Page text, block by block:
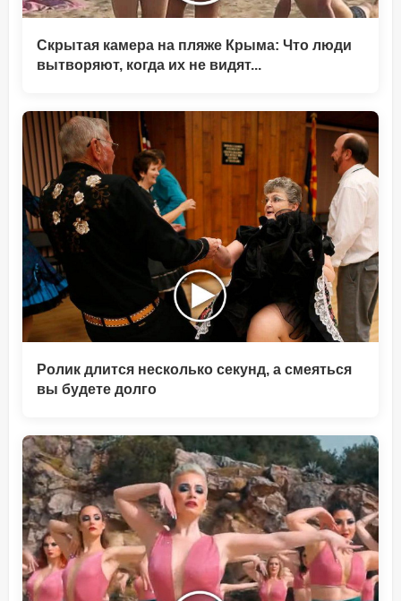
Скрытая камера на пляже Крыма: Что люди
вытворяют, когда их не видят...
Ролик длится несколько секунд, а смеяться
вы будете долго